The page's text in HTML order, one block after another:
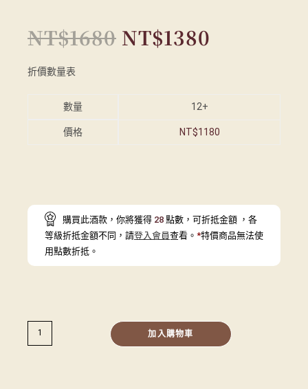
NT$1680 NT$1380
折價數量表
數量 12+
價格 NT$1180
購買此酒款，你將獲得 28 點數，可折抵金額 ，各
等級折抵金額不同，請登入會員查看。 *特價商品無法使
用點數折抵。
加入購物車